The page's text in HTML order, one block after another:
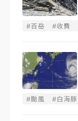
#百岳 #收費
#颱風 #白海豚